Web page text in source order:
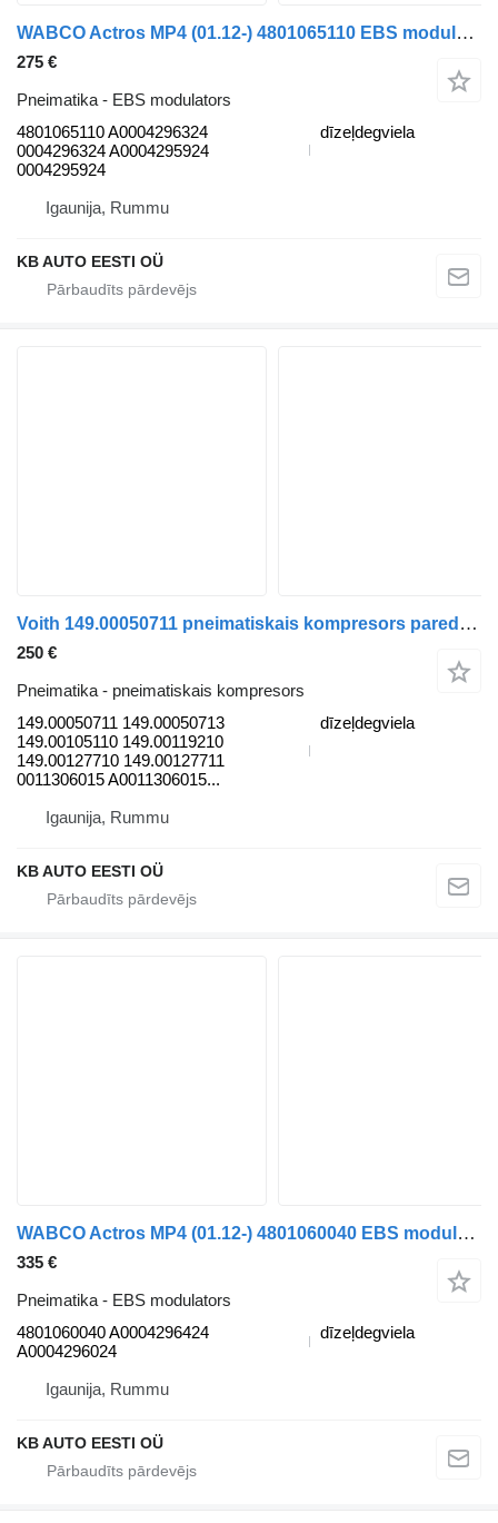
WABCO Actros MP4 (01.12-) 4801065110 EBS modulators paredzēts Mercedes-Benz Actros MP4 Antos Arocs (2012-) kravas automašīnas
275 €
Pneimatika - EBS modulators
4801065110 A0004296324
0004296324 A0004295924
0004295924
dīzeļdegviela
Igaunija, Rummu
KB AUTO EESTI OÜ
Voith 149.00050711 pneimatiskais kompresors paredzēts Mercedes-Benz Actros MP4 Antos Arocs (2012-) kravas automašīnas
250 €
Pneimatika - pneimatiskais kompresors
149.00050711 149.00050713
149.00105110 149.00119210
149.00127710 149.00127711
0011306015 A0011306015...
dīzeļdegviela
Igaunija, Rummu
KB AUTO EESTI OÜ
WABCO Actros MP4 (01.12-) 4801060040 EBS modulators paredzēts Mercedes-Benz Actros MP4 Antos Arocs (2012-) kravas automašīnas
335 €
Pneimatika - EBS modulators
4801060040 A0004296424
A0004296024
dīzeļdegviela
Igaunija, Rummu
KB AUTO EESTI OÜ